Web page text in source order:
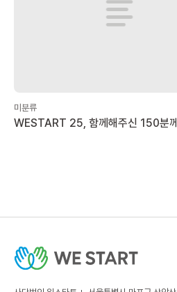
미분류
WESTART 25, 함께해주신 150분께